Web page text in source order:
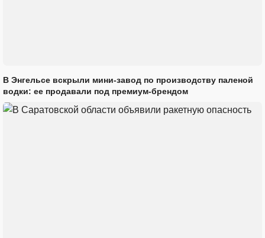
В Энгельсе вскрыли мини-завод по производству паленой
водки: ее продавали под премиум-брендом